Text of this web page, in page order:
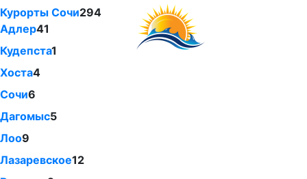
Курорты Сочи294
Адлер41
Кудепста1
Хоста4
Сочи6
Дагомыс5
Лоо9
Лазаревское12